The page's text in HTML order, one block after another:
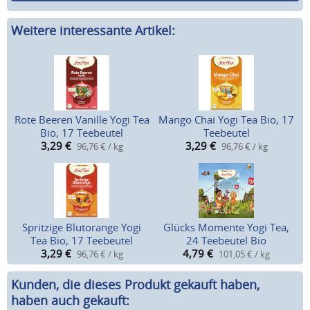
Weitere interessante Artikel:
Rote Beeren Vanille Yogi Tea
Bio, 17 Teebeutel
3,29 € 96,76 € / kg
Mango Chai Yogi Tea Bio, 17
Teebeutel
3,29 € 96,76 € / kg
Spritzige Blutorange Yogi
Tea Bio, 17 Teebeutel
3,29 € 96,76 € / kg
Glücks Momente Yogi Tea,
24 Teebeutel Bio
4,79 € 101,05 € / kg
Kunden, die dieses Produkt gekauft haben,
haben auch gekauft: